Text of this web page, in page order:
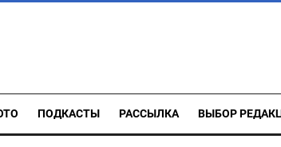
ПОДКАСТЫ РАССЫЛКА ВЫБОР